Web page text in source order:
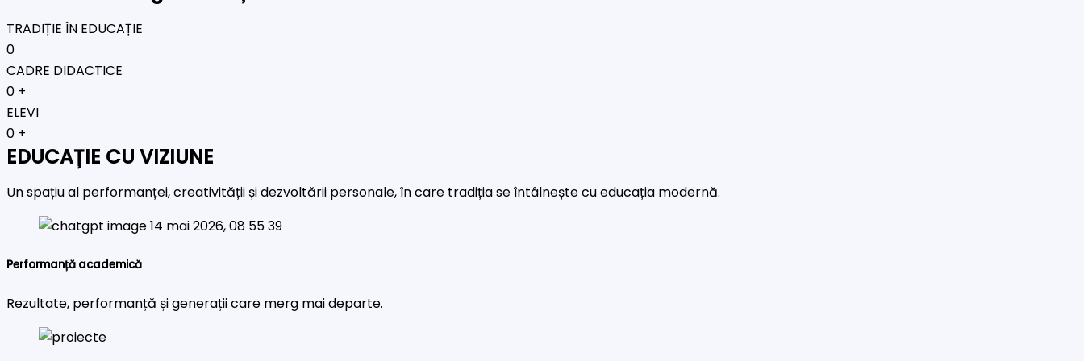
TRADIȚIE ÎN EDUCAȚIE
0
CADRE DIDACTICE
0 +
ELEVI
0 +
EDUCAȚIE CU VIZIUNE
Un spațiu al performanței, creativității și dezvoltării personale, în care tradiția se întâlnește cu educația modernă.
Performanță academică
Rezultate, performanță și generații care merg mai departe.